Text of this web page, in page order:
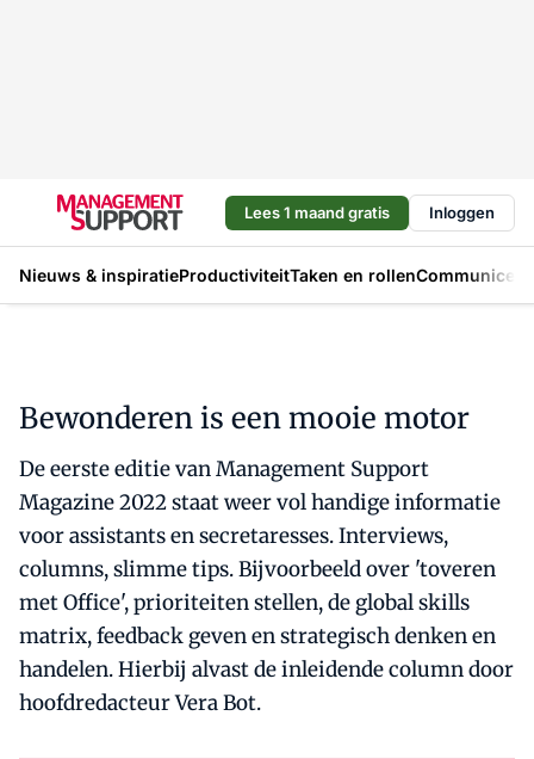
Lees 1 maand gratis Inloggen
Nieuws & inspiratieProductiviteitTaken en rollen
Bewonderen is een mooie motor
De eerste editie van Management Support
Magazine 2022 staat weer vol handige informatie
voor assistants en secretaresses. Interviews,
columns, slimme tips. Bijvoorbeeld over 'toveren
met Office', prioriteiten stellen, de global skills
matrix, feedback geven en strategisch denken en
handelen. Hierbij alvast de inleidende column door
hoofdredacteur Vera Bot.